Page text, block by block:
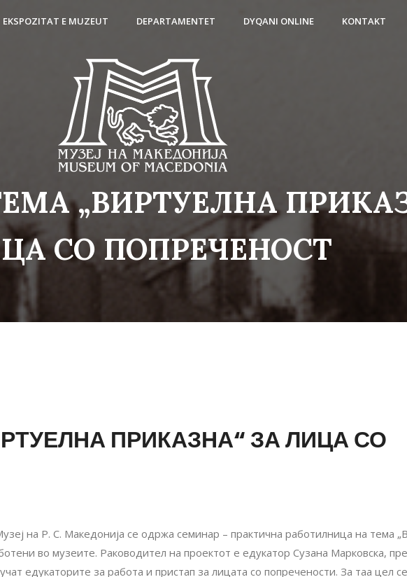
EKSPOZITAT E MUZEUT DEPARTAMENTET DYQANI ONLINE KONTAKT
„ВИРТУЕЛНА
СО ПОПРЕЧЕНОСТ
ПРИКАЗНА“ ЗА ЛИЦА СО
на Р. С. Македонија се одржа семинар – практична работилница на тема
во музеите. Раководител на проектот е едукатор Сузана Марковска,
едукаторите за работа и пристап за лицата со попречености. За таа цел